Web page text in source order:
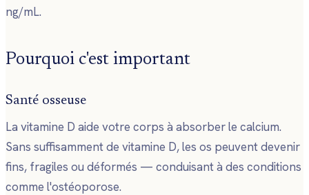
ng/mL.
Pourquoi c'est important
Santé osseuse
La vitamine D aide votre corps à absorber le calcium.
Sans suffisamment de vitamine D, les os peuvent devenir
fins, fragiles ou déformés — conduisant à des conditions
comme l'ostéoporose.